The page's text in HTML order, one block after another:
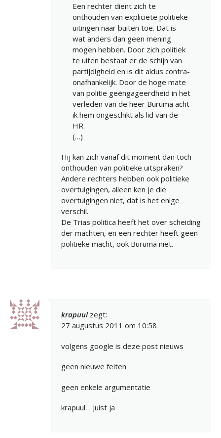
Een rechter dient zich te
onthouden van expliciete politieke
uitingen naar buiten toe. Dat is
wat anders dan geen mening
mogen hebben. Door zich politiek
te uiten bestaat er de schijn van
partijdigheid en is dit aldus contra-
onafhankelijk. Door de hoge mate
van politie geëngageerdheid in het
verleden van de heer Buruma acht
ik hem ongeschikt als lid van de
HR.
(…)
Hij kan zich vanaf dit moment dan toch
onthouden van politieke uitspraken?
Andere rechters hebben ook politieke
overtuigingen, alleen ken je die
overtuigingen niet, dat is het enige
verschil.
De Trias politica heeft het over scheiding
der machten, en een rechter heeft geen
politieke macht, ook Buruma niet.
krapuul zegt:
27 augustus 2011 om 10:58
volgens google is deze post nieuws
geen nieuwe feiten
geen enkele argumentatie
krapuul… juist ja